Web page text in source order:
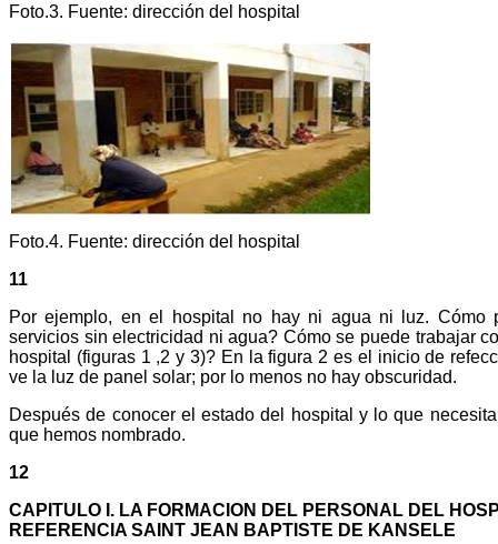
Foto.3. Fuente: dirección del hospital
Foto.4. Fuente: dirección del hospital
11
Por ejemplo, en el hospital no hay ni agua ni luz. Cómo
servicios sin electricidad ni agua? Cómo se puede trabajar
hospital (figuras 1 ,2 y 3)? En la figura 2 es el inicio de
ve la luz de panel solar; por lo menos no hay obscuridad.
Después de conocer el estado del hospital y lo que
que hemos nombrado.
12
CAPITULO I. LA FORMACION DEL PERSONAL DEL
REFERENCIA SAINT JEAN BAPTISTE DE KANSELE